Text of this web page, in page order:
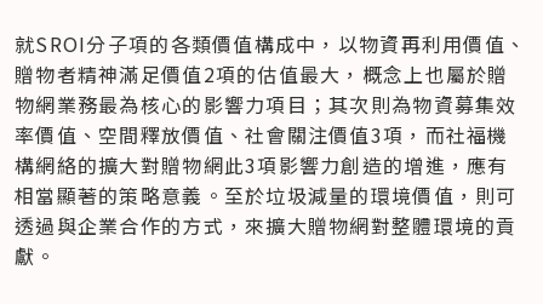
就SROI分子項的各類價值構成中，以物資再利用價值、
贈物者精神滿足價值2項的估值最大，概念上也屬於贈
物網業務最為核心的影響力項目；其次則為物資募集效
率價值、空間釋放價值、社會關注價值3項，而社福機
構網絡的擴大對贈物網此3項影響力創造的增進，應有
相當顯著的策略意義。至於垃圾減量的環境價值，則可
透過與企業合作的方式，來擴大贈物網對整體環境的貢
獻。